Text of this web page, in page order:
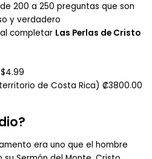
200 a 250 preguntas que son
y verdadero
completar Las Perlas de Cristo
de Costa Rica) ₡3800.00
era uno que el hombre